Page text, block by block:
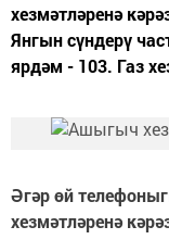
хезмәтләренә
Янгын сүндерү
ярдәм - 103. Газ
Әгәр өй
хезмәтләренә